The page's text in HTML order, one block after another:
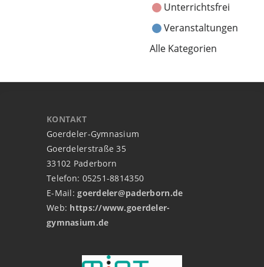
Unterrichtsfrei
Veranstaltungen
Alle Kategorien
KONTAKT
Goerdeler-Gymnasium
Goerdelerstraße 35
33102 Paderborn
Telefon: 05251-8814350
E-Mail:goerdeler@paderborn.de
Web: https://www.goerdeler-
gymnasium.de